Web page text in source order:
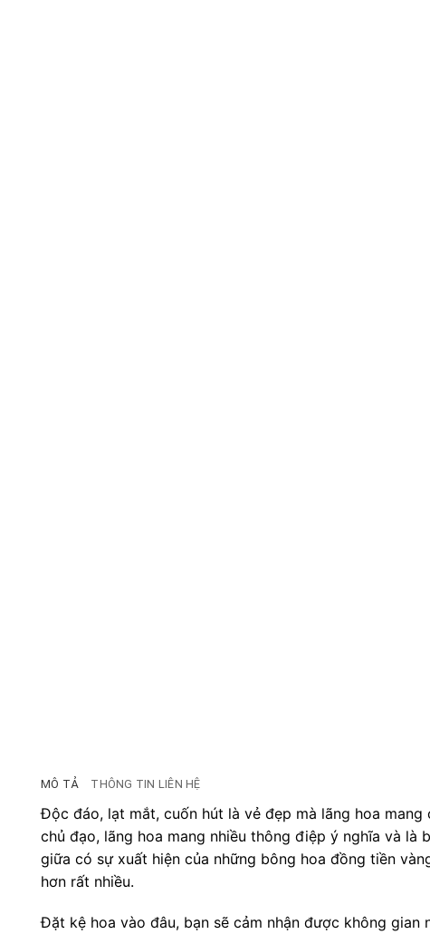
MÔ TẢ THÔNG TIN LIÊN HỆ
Độc đáo, lạt mắt, cuốn hút là vẻ đẹp mà lãng hoa mang
chủ đạo, lãng hoa mang nhiều thông điệp ý nghĩa và
giữa có sự xuất hiện của những bông hoa đồng tiền
hơn rất nhiều.
Đặt kệ hoa vào đâu, bạn sẽ cảm nhận được không gian